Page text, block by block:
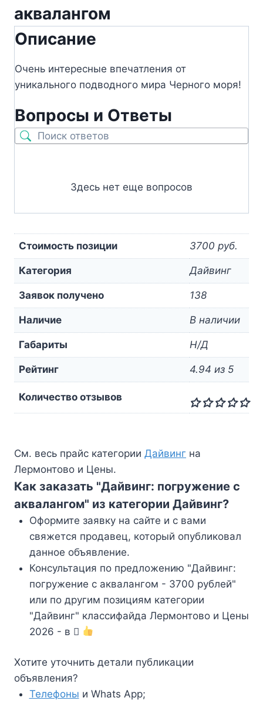
аквалангом
Описание
Очень интересные впечатления от
уникального подводного мира Черного моря!
Вопросы и Ответы
Здесь нет еще вопросов
Стоимость позиции 3700 руб.
Категория Дайвинг
Заявок получено 138
Наличие В наличии
Габариты Н/Д
Рейтинг 4.94 из 5
Количество отзывов
См. весь прайс категории Дайвинг на
Лермонтово и Цены.
Как заказать "Дайвинг: погружение с
аквалангом" из категории Дайвинг?
Оформите заявку на сайте и с вами
свяжется продавец, который опубликовал
данное объявление.
Консультация по предложению "Дайвинг:
погружение с аквалангом - 3700 рублей"
или по другим позициям категории
"Дайвинг" классифайда Лермонтово и Цены
2026 - в
Хотите уточнить детали публикации
объявления?
Телефоны и Whats App;